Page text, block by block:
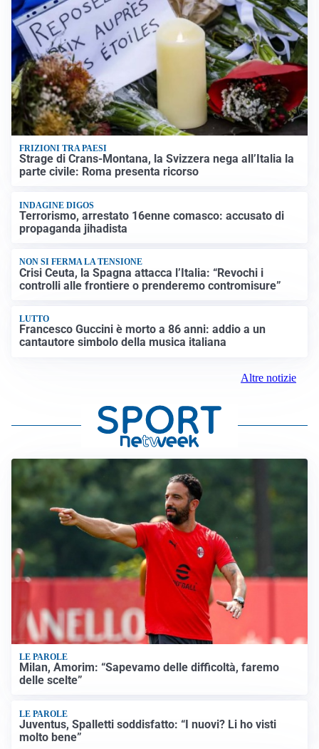
FRIZIONI TRA PAESI
Strage di Crans-Montana, la Svizzera nega all’Italia la
parte civile: Roma presenta ricorso
INDAGINE DIGOS
Terrorismo, arrestato 16enne comasco: accusato di
propaganda jihadista
NON SI FERMA LA TENSIONE
Crisi Ceuta, la Spagna attacca l’Italia: “Revochi i
controlli alle frontiere o prenderemo contromisure”
LUTTO
Francesco Guccini è morto a 86 anni: addio a un
cantautore simbolo della musica italiana
Altre notizie
LE PAROLE
Milan, Amorim: “Sapevamo delle difficoltà, faremo
delle scelte”
LE PAROLE
Juventus, Spalletti soddisfatto: “I nuovi? Li ho visti
molto bene”